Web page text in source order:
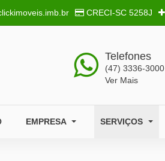
CRECI-SC 5258J
Telefones
(47) 3336-3000
Ver Mais
EMPRESA SERVIÇOS